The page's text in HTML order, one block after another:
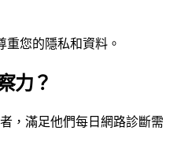
重您的隱私和資料。
力？
，滿足他們每日網路診斷需